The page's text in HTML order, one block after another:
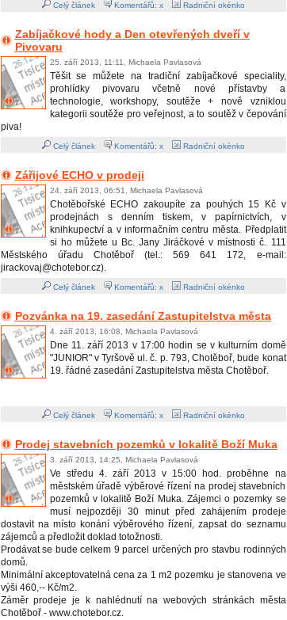
Celý článek Komentářů: x Radniční okénko
Zabíjačkové hody a Den otevřených dveří v
Pivovaru
25. září 2013, 11:11, Michaela Pavlasová
Těšit se můžete na tradiční zabíjačkové speciality,
prohlídky pivovaru včetně nové přístavby a
technologie, workshopy, soutěže + nově vzniklou
kategorii soutěže pro veřejnost, a to soutěž v čepování
piva!
Celý článek Komentářů: x Radniční okénko
Zářijové ECHO v prodeji
24. září 2013, 06:51, Michaela Pavlasová
Chotěbořské ECHO zakoupíte za pouhých 15 Kč v
prodejnách s denním tiskem, v papírnictvích, v
knihkupectví a v informačním centru města. Předplatit
si ho můžete u Bc. Jany Jiráčkové v místnosti č. 111
Městského úřadu Chotěboř (tel.: 569 641 172, e-mail:
jirackovaj@chotebor.cz).
Celý článek Komentářů: x Radniční okénko
Pozvánka na 19. zasedání Zastupitelstva města
4. září 2013, 16:08, Michaela Pavlasová
Dne 11. září 2013 v 17:00 hodin se v kulturním domě
"JUNIOR" v Tyršově ul. č. p. 793, Chotěboř, bude konat
19. řádné zasedání Zastupitelstva města Chotěboř.
Celý článek Komentářů: x Radniční okénko
Prodej stavebních pozemků v lokalitě Boží Muka
3. září 2013, 14:25, Michaela Pavlasová
Ve středu 4. září 2013 v 15:00 hod. proběhne na
městském úřadě výběrové řízení na prodej stavebních
pozemků v lokalitě Boží Muka. Zájemci o pozemky se
musí nejpozději 30 minut před zahájením prodeje
dostavit na místo konání výběrového řízení, zapsat do seznamu
zájemců a předložit doklad totožnosti.
Prodávat se bude celkem 9 parcel určených pro stavbu rodinných
domů.
Minimální akceptovatelná cena za 1 m2 pozemku je stanovena ve
výši 460,-- Kč/m2.
Záměr prodeje je k nahlédnutí na webových stránkách města
Chotěboř - www.chotebor.cz.